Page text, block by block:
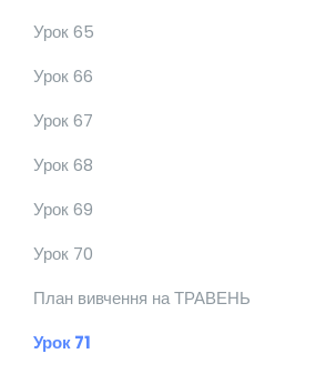
Урок 65
Урок 66
Урок 67
Урок 68
Урок 69
Урок 70
План вивчення на ТРАВЕНЬ
Урок 71